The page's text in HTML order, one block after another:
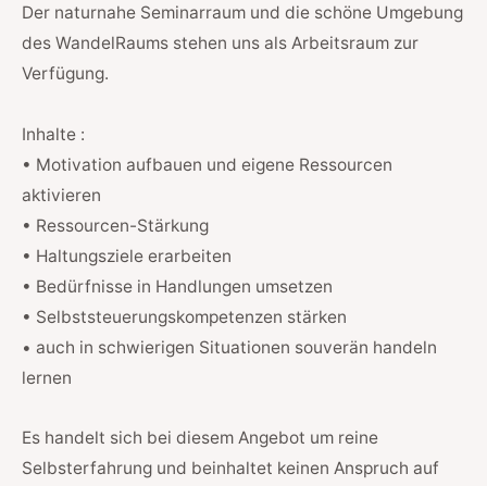
Der naturnahe Seminarraum und die schöne Umgebung
des WandelRaums stehen uns als Arbeitsraum zur
Verfügung.
Inhalte :
• Motivation aufbauen und eigene Ressourcen
aktivieren
• Ressourcen-Stärkung
• Haltungsziele erarbeiten
• Bedürfnisse in Handlungen umsetzen
• Selbststeuerungskompetenzen stärken
• auch in schwierigen Situationen souverän handeln
lernen
Es handelt sich bei diesem Angebot um reine
Selbsterfahrung und beinhaltet keinen Anspruch auf